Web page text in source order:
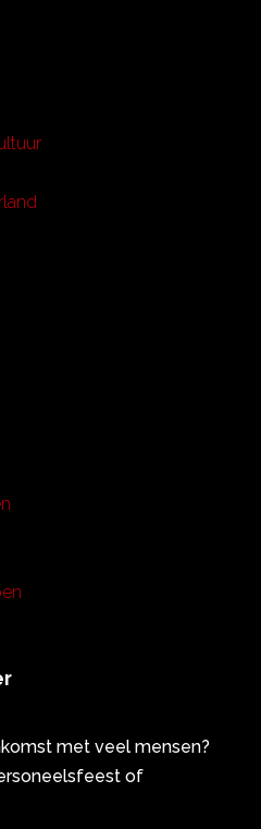
met veel mensen?
of